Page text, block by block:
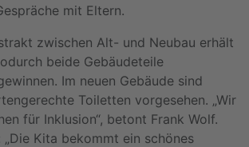
mit Eltern.
zwischen Alt- und Neubau erhält
beide Gebäudeteile
Im neuen Gebäude sind
Toiletten vorgesehen. „Wir
für Inklusion“, betont Frank Wolf.
Kita bekommt ein schönes